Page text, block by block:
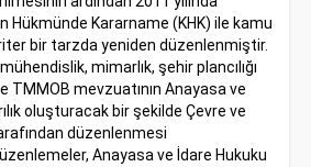
Hükmünde Kararname (KHK) ile kamu
bir tarzda yeniden düzenlenmiştir.
mimarlık, şehir plancılığı
TMMOB mevzuatının Anayasa ve
oluşturacak bir şekilde Çevre ve
düzenlenmesi
Anayasa ve İdare Hukuku